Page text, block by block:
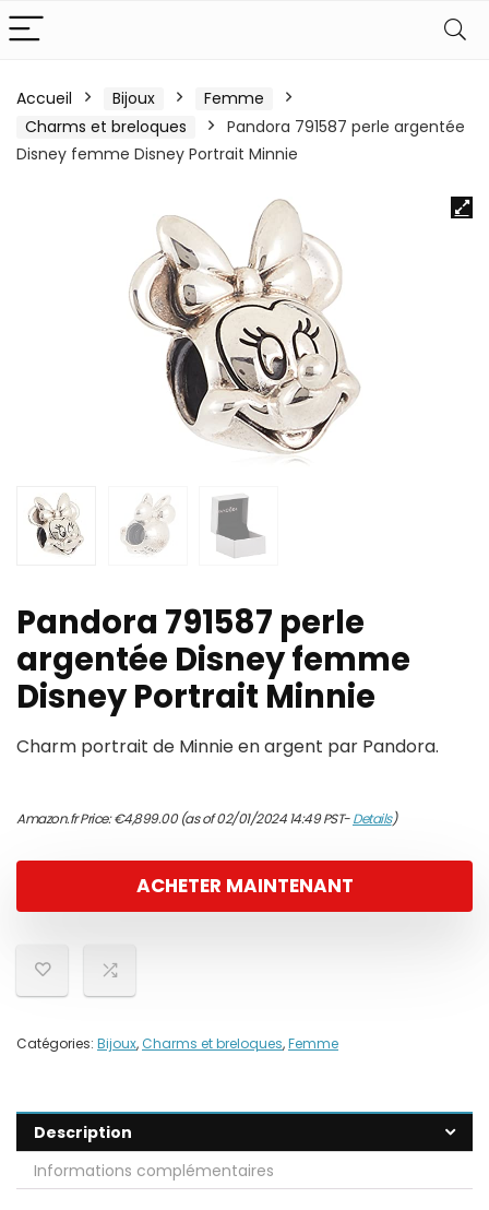
Accueil Bijoux
Femme
Charms et breloques
Pandora 791587 perle argentée
Disney femme Disney Portrait Minnie
Pandora 791587 perle
argentée Disney femme
Disney Portrait Minnie
Charm portrait de Minnie en argent par Pandora.
Amazon.fr Price:€4,899.00(as of 02/01/2024 14:49 PST-Details)
ACHETER MAINTENANT
Catégories: Bijoux, Charms et breloques,Femme
Description
Informations complémentaires